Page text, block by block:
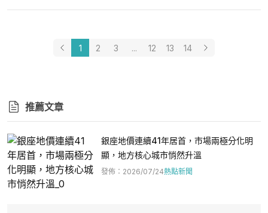
1 2 3 ... 12 13 14
推薦文章
銀座地價連續41年居首，市場兩極分化明
顯，地方核心城市悄然升溫
發佈 ： 2026/07/24熱點新聞